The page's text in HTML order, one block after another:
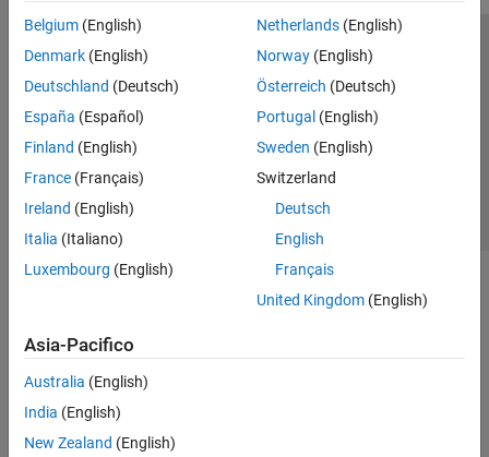
Belgium (English)
Denmark (English)
Deutschland (Deutsch)
España (Español)
Finland (English)
France (Français)
Ireland (English)
Italia (Italiano)
Luxembourg (English)
Netherlands(English)
Norway(English)
Österreich (Deutsch)
Portugal (English)
Sweden (English)
Switzerland
Deutsch
English
Français
United Kingdom(English)
Asia-Pacifico
Australia (English)
India (English)
New Zealand (English)
Centro di fiducia
Informativa sulla privacy
Antipirateria
Stato dell'applicazione
Contatti
© 1994-2026 The MathWorks, Inc.